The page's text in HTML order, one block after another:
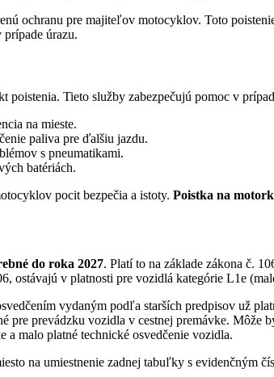
ochranu pre majiteľov motocyklov. Toto
prípade úrazu.
poistenia. Tieto služby zabezpečujú pomoc v
na mieste.
paliva pre ďalšiu jazdu.
s pneumatikami.
batériách.
pocit bezpečia a istoty. Poistka na
do roka 2027. Platí to na základe zákona č.
ostávajú v platnosti pre vozidlá kategórie L1e
vydaným podľa starších predpisov už
pre prevádzku vozidla v cestnej premávke.
a malo platné technické osvedčenie vozidla.
na umiestnenie zadnej tabuľky s evidenčným